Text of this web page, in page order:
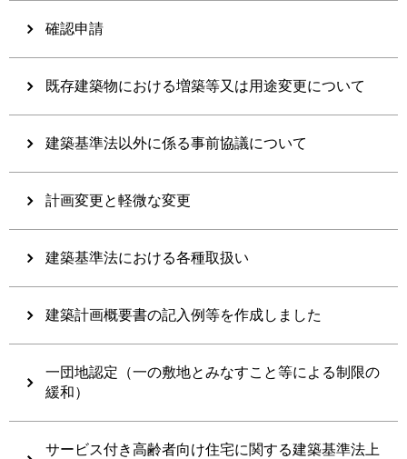
確認申請
既存建築物における増築等又は用途変更について
建築基準法以外に係る事前協議について
計画変更と軽微な変更
建築基準法における各種取扱い
建築計画概要書の記入例等を作成しました
一団地認定（一の敷地とみなすこと等による制限の
緩和）
サービス付き高齢者向け住宅に関する建築基準法上